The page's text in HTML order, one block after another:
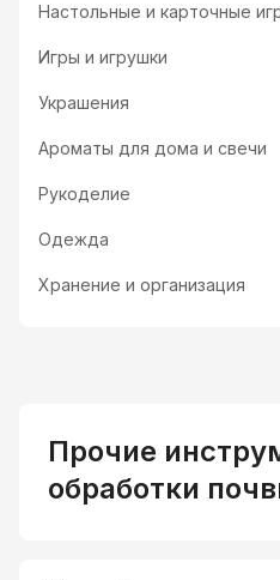
Настольные и карточные
Игры и игрушки
Украшения
Ароматы для дома и свечи
Рукоделие
Одежда
Хранение и организация
Прочие
обработки